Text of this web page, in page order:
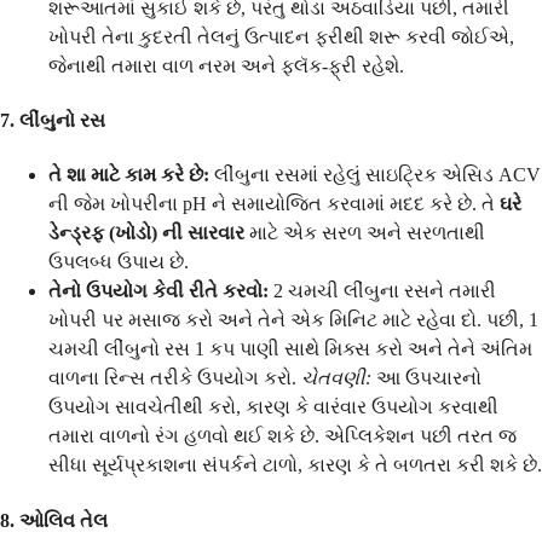
શરૂઆતમાં સુકાઈ શકે છે, પરંતુ થોડા અઠવાડિયા પછી, તમારી
ખોપરી તેના કુદરતી તેલનું ઉત્પાદન ફરીથી શરૂ કરવી જોઈએ,
જેનાથી તમારા વાળ નરમ અને ફ્લૅક-ફ્રી રહેશે.
7. લીંબુનો રસ
તે શા માટે કામ કરે છે: લીંબુના રસમાં રહેલું સાઇટ્રિક એસિડ ACV
ની જેમ ખોપરીના pH ને સમાયોજિત કરવામાં મદદ કરે છે. તે ઘરે
ડેન્ડ્રફ (ખોડો) ની સારવારમાટે એક સરળ અને સરળતાથી
ઉપલબ્ધ ઉપાય છે.
તેનો ઉપયોગ કેવી રીતે કરવો: 2 ચમચી લીંબુના રસને તમારી
ખોપરી પર મસાજ કરો અને તેને એક મિનિટ માટે રહેવા દો. પછી, 1
ચમચી લીંબુનો રસ 1 કપ પાણી સાથે મિક્સ કરો અને તેને અંતિમ
વાળના રિન્સ તરીકે ઉપયોગ કરો. ચેતવણી: આ ઉપચારનો
ઉપયોગ સાવચેતીથી કરો, કારણ કે વારંવાર ઉપયોગ કરવાથી
તમારા વાળનો રંગ હળવો થઈ શકે છે. એપ્લિકેશન પછી તરત જ
સીધા સૂર્યપ્રકાશના સંપર્કને ટાળો, કારણ કે તે બળતરા કરી શકે છે.
8. ઓલિવ તેલ